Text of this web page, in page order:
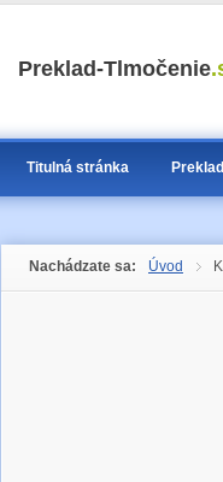
Preklad-Tlmočenie
Titulná stránka
Nachádzate sa: Úvod